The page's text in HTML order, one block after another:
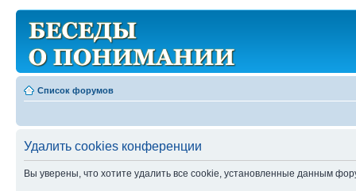
Список форумов
Удалить cookies конференции
Вы уверены, что хотите удалить все cookie, установленные данным